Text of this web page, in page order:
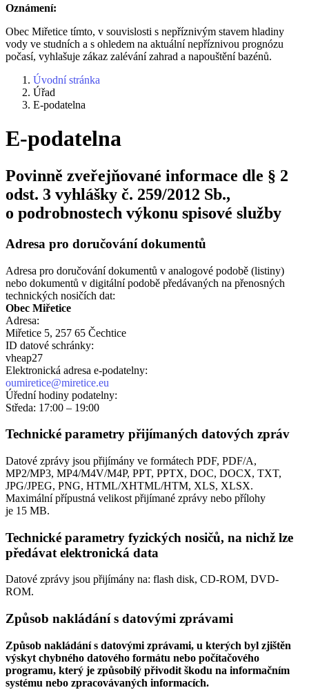
Oznámení:
Obec Miřetice tímto, v souvislosti s nepříznivým stavem hladiny
vody ve studních a s ohledem na aktuální nepříznivou prognózu
počasí, vyhlašuje zákaz zalévání zahrad a napouštění bazénů.
Úvodní stránka
Úřad
E-podatelna
E-podatelna
Povinně zveřejňované informace dle § 2
odst. 3 vyhlášky č. 259/2012 Sb.,
o podrobnostech výkonu spisové služby
Adresa pro doručování dokumentů
Adresa pro doručování dokumentů v analogové podobě (listiny)
nebo dokumentů v digitální podobě předávaných na přenosných
technických nosičích dat:
Obec Miřetice
Adresa:
Miřetice 5, 257 65 Čechtice
ID datové schránky:
vheap27
Elektronická adresa e‑podatelny:
oumiretice@miretice.eu
Úřední hodiny podatelny:
Středa: 17:00 – 19:00
Technické parametry přijímaných datových zpráv
Datové zprávy jsou přijímány ve formátech PDF, PDF/A,
MP2/MP3, MP4/M4V/M4P, PPT, PPTX, DOC, DOCX, TXT,
JPG/JPEG, PNG, HTML/XHTML/HTM, XLS, XLSX.
Maximální přípustná velikost přijímané zprávy nebo přílohy
je 15 MB.
Technické parametry fyzických nosičů, na nichž lze
předávat elektronická data
Datové zprávy jsou přijímány na: flash disk, CD-ROM, DVD-
ROM.
Způsob nakládání s datovými zprávami
Způsob nakládání s datovými zprávami, u kterých byl zjištěn
výskyt chybného datového formátu nebo počítačového
programu, který je způsobilý přivodit škodu na informačním
systému nebo zpracovávaných informacích.